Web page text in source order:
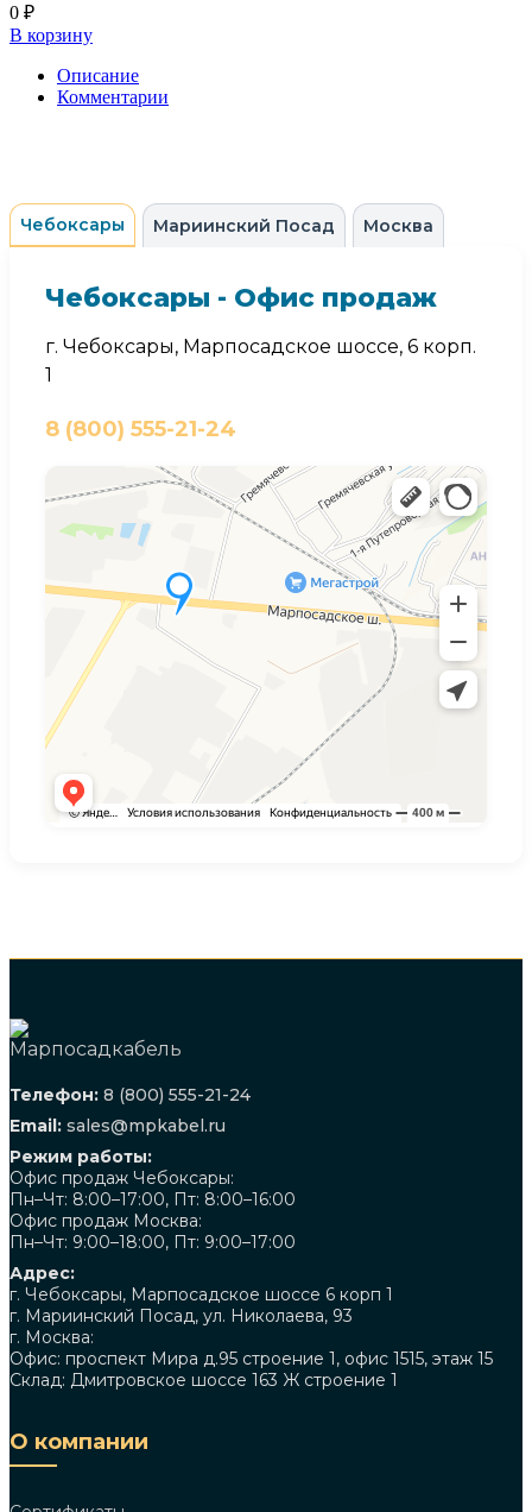
0 ₽
В корзину
Описание
Комментарии
Чебоксары Мариинский Посад Москва
Чебоксары - Офис продаж
г. Чебоксары, Марпосадское шоссе, 6 корп.
1
8 (800) 555-21-24
Телефон: 8 (800) 555-21-24
Email: sales@mpkabel.ru
Режим работы:
Офис продаж Чебоксары:
Пн–Чт: 8:00–17:00, Пт: 8:00–16:00
Офис продаж Москва:
Пн–Чт: 9:00–18:00, Пт: 9:00–17:00
Адрес:
г. Чебоксары, Марпосадское шоссе 6 корп 1
г. Мариинский Посад, ул. Николаева, 93
г. Москва:
Офис: проспект Мира д.95 строение 1, офис 1515, этаж 15
Склад: Дмитровское шоссе 163 Ж строение 1
О компании